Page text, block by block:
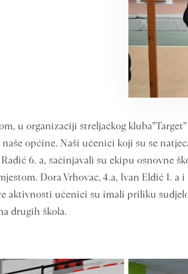
u organizaciji streljačkog
općine. Naši učenici koji su se
6. a, sačinjavali su ekipu osnovne
Dora Vrhovac, 4.a, Ivan Eldić 1.
aktivnosti učenici su imali priliku
drugih škola.